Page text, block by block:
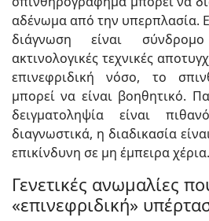
αδένωμα από την υπερπλασία.
διάγνωση είναι
ακτινολογικές τεχνικές
επινεφριδική νόσο, το
μπορεί να είναι βοηθητικό.
δειγματοληψία είναι
διαγνωστικά, η διαδικασία
επικίνδυνη σε μη έμπειρα χέρια.
Γενετικές ανωμαλίες
«επινεφριδική»